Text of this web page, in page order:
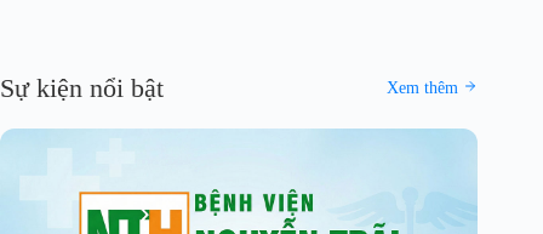
Sự kiện nổi bật Xem thêm